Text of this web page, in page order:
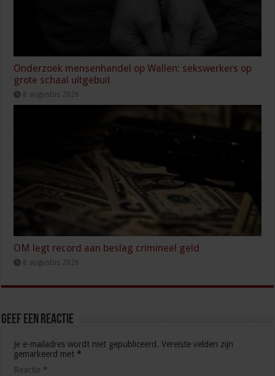
Onderzoek mensenhandel op Wallen: sekswerkers op
grote schaal uitgebuit
8 augustus 2026
OM legt record aan beslag crimineel geld
8 augustus 2026
Geef een reactie
Je e-mailadres wordt niet gepubliceerd. Vereiste velden zijn
gemarkeerd met *
Reactie *